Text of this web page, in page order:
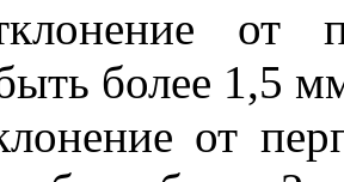
от
более 1,5
от